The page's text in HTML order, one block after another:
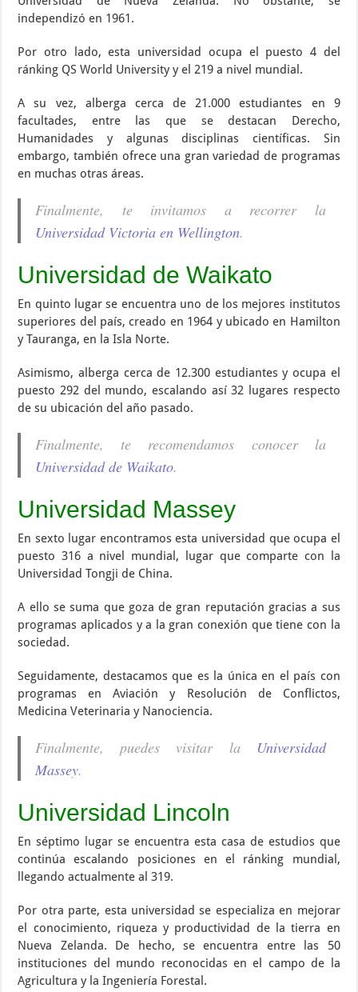
independizó en 1961.
Por otro lado, esta universidad ocupa el puesto 4 del
ránking QS World University y el 219 a nivel mundial.
A su vez, alberga cerca de 21.000 estudiantes en 9
facultades, entre las que se destacan Derecho,
Humanidades y algunas disciplinas científicas. Sin
embargo, también ofrece una gran variedad de programas
en muchas otras áreas.
Finalmente, te invitamos a recorrer la
Universidad Victoria en Wellington.
Universidad de Waikato
En quinto lugar se encuentra uno de los mejores institutos
superiores del país, creado en 1964 y ubicado en Hamilton
y Tauranga, en la Isla Norte.
Asimismo, alberga cerca de 12.300 estudiantes y ocupa el
puesto 292 del mundo, escalando así 32 lugares respecto
de su ubicación del año pasado.
Finalmente, te recomendamos conocer la
Universidad de Waikato.
Universidad Massey
En sexto lugar encontramos esta universidad que ocupa el
puesto 316 a nivel mundial, lugar que comparte con la
Universidad Tongji de China.
A ello se suma que goza de gran reputación gracias a sus
programas aplicados y a la gran conexión que tiene con la
sociedad.
Seguidamente, destacamos que es la única en el país con
programas en Aviación y Resolución de Conflictos,
Medicina Veterinaria y Nanociencia.
Finalmente, puedes visitar la Universidad
Massey.
Universidad Lincoln
En séptimo lugar se encuentra esta casa de estudios que
continúa escalando posiciones en el ránking mundial,
llegando actualmente al 319.
Por otra parte, esta universidad se especializa en mejorar
el conocimiento, riqueza y productividad de la tierra en
Nueva Zelanda. De hecho, se encuentra entre las 50
instituciones del mundo reconocidas en el campo de la
Agricultura y la Ingeniería Forestal.